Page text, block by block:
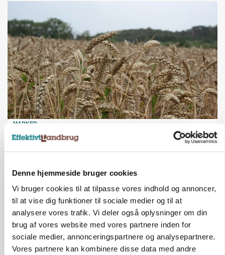
Denne hjemmeside bruger cookies
Vi bruger cookies til at tilpasse vores indhold og annoncer,
til at vise dig funktioner til sociale medier og til at
analysere vores trafik. Vi deler også oplysninger om din
brug af vores website med vores partnere inden for
sociale medier, annonceringspartnere og analysepartnere.
Vores partnere kan kombinere disse data med andre
MARKED
Hvedeprisen sprang næsten 6 procent